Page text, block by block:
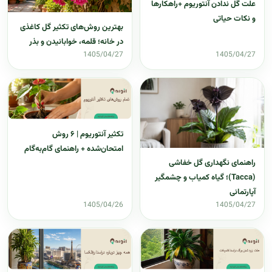
علت گل ندادن آنتوریوم +راهکارها
و نکات حیاتی
1405/04/27
بهترین روش‌های تکثیر گل کاغذی
در خانه؛ قلمه، خوابانیدن و بذر
1405/04/27
راهنمای نگهداری گل خفاشی
(Tacca)؛ گیاه کمیاب و چشمگیر
آپارتمانی
1405/04/27
تکثیر آنتوریوم | ۶ روش
امتحان‌شده + راهنمای گام‌به‌گام
1405/04/26